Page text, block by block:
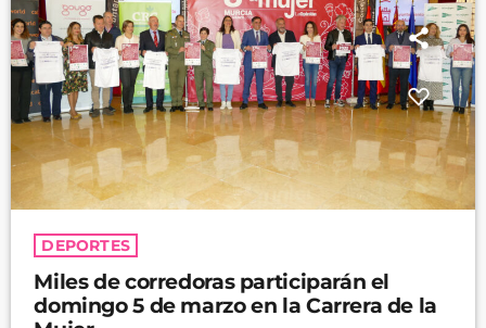
DEPORTES
Miles de corredoras participarán el
domingo 5 de marzo en la Carrera de la